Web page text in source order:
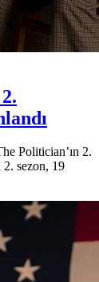
Politician’ın 2.
2. sezon, 19